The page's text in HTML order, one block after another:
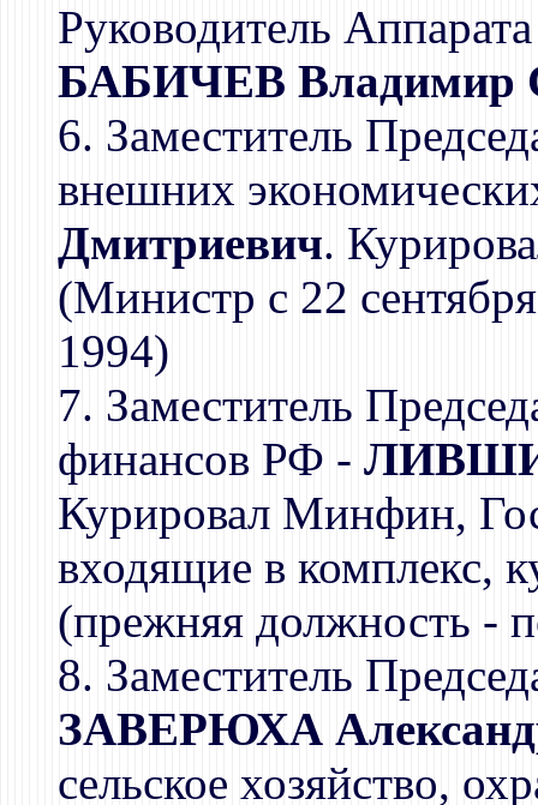
Руководитель
БАБИЧЕВ Владимир
6. Заместитель
внешних
Дмитриевич.
(Министр с 22
1994)
7. Заместитель
финансов РФ -
Курировал Минфин,
входящие в комплекс,
(прежняя должность -
8. Заместитель
ЗАВЕРЮХА
сельское хозяйство,